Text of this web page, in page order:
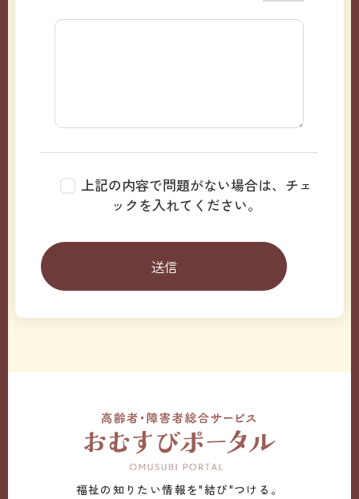
上記の内容で問題がない場合は、チェ
ックを入れてください。
福祉の知りたい情報を"結び"つける。